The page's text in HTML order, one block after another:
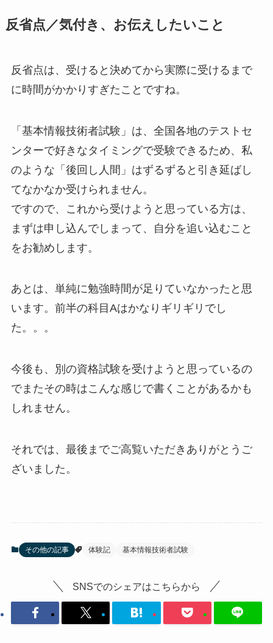
反省点／気付き、お伝えしたいこと
反省点は、受けると決めてから実際に受けるまで
に時間がかかりすぎたことですね。
「基本情報技術者試験」は、全国各地のテストセ
ンターで好きなタイミングで受験できるため、私
のような「後回し人間」はずるずると引き延ばし
てなかなか受けられません。
ですので、これから受けようと思っている方は、
まずは申し込んでしまって、自分を追い込むこと
をお勧めします。
あとは、単純に勉強時間が足りていなかったと思
います。前半の科目Aはかなりギリギリでし
た。。。
今後も、別の資格試験を受けようと思っているの
でまたその時はこんな感じで書くことがあるかも
しれません。
それでは、最後までご高覧いただきありがとうご
ざいました。
その他の記事 体験記 基本情報技術者試験
SNSでのシェアはこちらから